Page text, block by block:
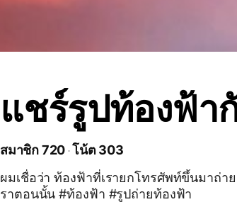
แชร์รูปท้องฟ้า
สมาชิก 720 โน้ต 303
ผมเชื่อว่า ท้องฟ้าที่เรายกโทรศัพท์ขึ้นมาถ่
ราตอนนั้น #ท้องฟ้า #รูปถ่ายท้องฟ้า